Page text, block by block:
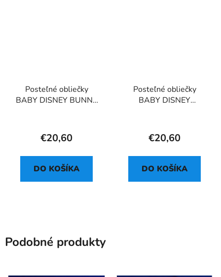
Posteľné obliečky
BABY DISNEY BUNNY
€20,60
DO KOŠÍKA
Posteľné obliečky
BABY DISNEY
€20,60
DO KOŠÍKA
Podobné produkty